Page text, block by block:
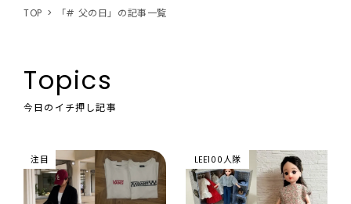
TOP 「# 父の日」の記事一覧
Topics
今日のイチ押し記事
注目 LEE100人隊